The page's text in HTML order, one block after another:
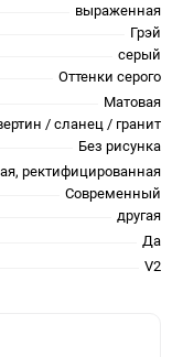
выраженная
Грэй
серый
Оттенки серого
Матовая
/ сланец / гранит
Без рисунка
ректифицированная
Современный
другая
Да
V2